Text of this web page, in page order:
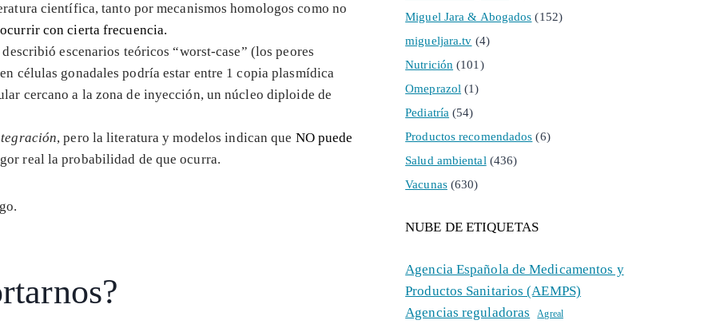
científica, tanto por mecanismos homologos como no
con cierta frecuencia.
escenarios teóricos “worst-case” (los peores
células gonadales podría estar entre 1 copia plasmídica
cercano a la zona de inyección, un núcleo diploide de
, pero la literatura y modelos indican que NO puede
real la probabilidad de que ocurra.
Miguel Jara & Abogados (152)
migueljara.tv (4)
Nutrición (101)
Omeprazol (1)
Pediatría (54)
Productos recomendados (6)
Salud ambiental (436)
Vacunas(630)
NUBE DE ETIQUETAS
Agencia Española de Medicamentos y
Productos Sanitarios (AEMPS)
Agencias reguladoras
Agreal